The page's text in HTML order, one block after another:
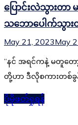
ပြောင်းလဲသွား
သဘောပေါက်သွား
May 21, 2023May
“နင် အရင်ကနဲ့ မတူတေ
တို့ဟာ ဒီလိုစကားတစ်ခွန်
ပိုမိုဖတ်ရှုရန်